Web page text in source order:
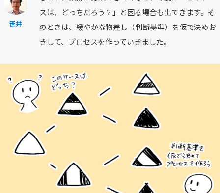
笹井
スは、どっちだろう？」と困る場合も出てきます。そ
のときは、緩やかな物差し（判断基準）を仮で決めお
きして、プロセスを作っていきました。